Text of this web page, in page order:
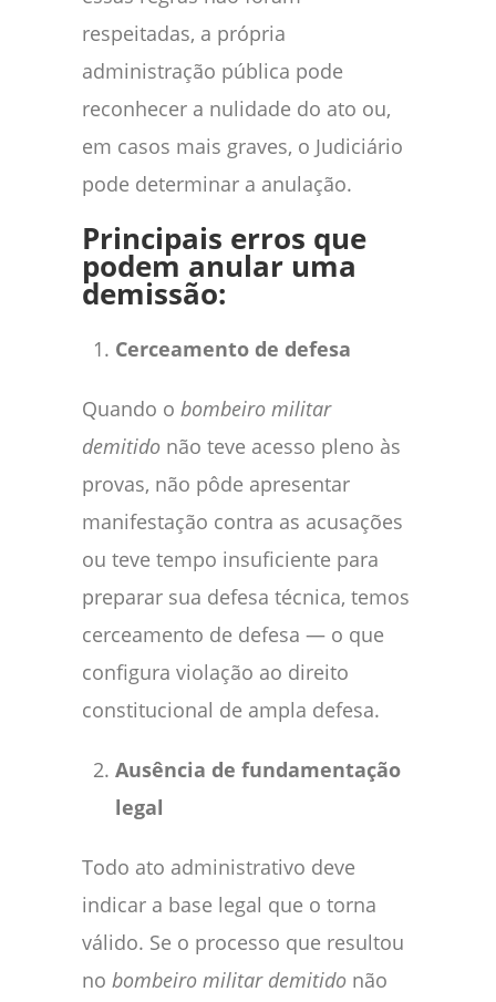
respeitadas, a própria
administração pública pode
reconhecer a nulidade do ato ou,
em casos mais graves, o Judiciário
pode determinar a anulação.
Principais erros que
podem anular uma
demissão:
Cerceamento de defesa
Quando o bombeiro militar
demitido não teve acesso pleno às
provas, não pôde apresentar
manifestação contra as acusações
ou teve tempo insuficiente para
preparar sua defesa técnica, temos
cerceamento de defesa — o que
configura violação ao direito
constitucional de ampla defesa.
Ausência de fundamentação
legal
Todo ato administrativo deve
indicar a base legal que o torna
válido. Se o processo que resultou
no bombeiro militar demitido não